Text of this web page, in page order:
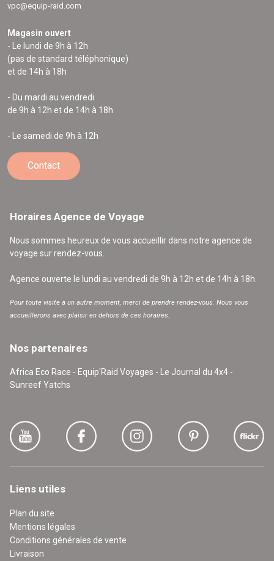
vpc@equip-raid.com
Magasin ouvert
- Le lundi de 9h à 12h
(pas de standard téléphonique)
et de 14h à 18h
- Du mardi au vendredi
de 9h à 12h et de 14h à 18h
- Le samedi de 9h à 12h
Contact
Horaires Agence de Voyage
Nous sommes heureux de vous accueillir dans notre agence de
voyage sur rendez-vous.
Agence ouverte le lundi au vendredi de 9h à 12h et de 14h à 18h.
Pour toute visite à un autre moment, merci de prendre rendez-vous. Nous vous
accueillerons avec plaisir en dehors de ces horaires.
Nos partenaires
Africa Eco Race - Equip'Raid Voyages - Le Journal du 4x4 -
Sunreef Yatchs
Liens utiles
Plan du site
Mentions légales
Conditions générales de vente
Livraison